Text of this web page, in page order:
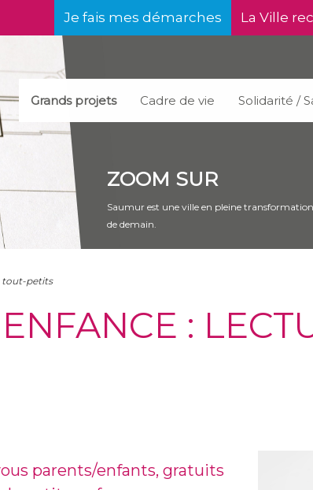
Je fais mes démarches La Ville
Grands projets Cadre de vie Solidarité /
ZOOM SUR
Saumur est une ville en pleine
de demain.
tout-petits
:
parents/enfants, gratuits